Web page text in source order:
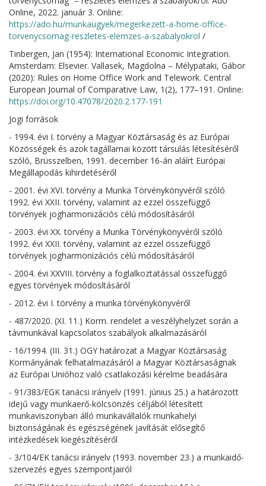
Online, 2022. január 3. Online:
https://ado.hu/munkaugyek/megerkezett-a-home-office-
torvenycsomag-reszletes-elemzes-a-szabalyokrol /
Tinbergen, Jan (1954): International Economic Integration.
Amsterdam: Elsevier. Vallasek, Magdolna – Mélypataki, Gábor
(2020): Rules on Home Office Work and Telework. Central
European Journal of Comparative Law, 1(2), 177–191. Online:
https://doi.org/10.47078/2020.2.177-191
Jogi források
- 1994. évi I. törvény a Magyar Köztársaság és az Európai
Közösségek és azok tagállamai között társulás létesítéséről
szóló, Brüsszelben, 1991. december 16-án aláírt Európai
Megállapodás kihirdetéséről
- 2001. évi XVI. törvény a Munka Törvénykönyvéről szóló
1992. évi XXII. törvény, valamint az ezzel összefüggő
törvények jogharmonizációs célú módosításáról
- 2003. évi XX. törvény a Munka Törvénykönyvéről szóló
1992. évi XXII. törvény, valamint az ezzel összefüggő
törvények jogharmonizációs célú módosításáról
- 2004. évi XXVIII. törvény a foglalkoztatással összefüggő
egyes törvények módosításáról
- 2012. évi I. törvény a munka törvénykönyvéről
- 487/2020. (XI. 11.) Korm. rendelet a veszélyhelyzet során a
távmunkával kapcsolatos szabályok alkalmazásáról
- 16/1994. (III. 31.) OGY határozat a Magyar Köztársaság
Kormányának felhatalmazásáról a Magyar Köztársaságnak
az Európai Unióhoz való csatlakozási kérelme beadására
- 91/383/EGK tanácsi irányelv (1991. június 25.) a határozott
idejű vagy munkaerő-kölcsönzés céljából létesített
munkaviszonyban álló munkavállalók munkahelyi
biztonságának és egészségének javítását elősegítő
intézkedések kiegészítéséről
- 3/104/EK tanácsi irányelv (1993. november 23.) a munkaidő-
szervezés egyes szempontjairól